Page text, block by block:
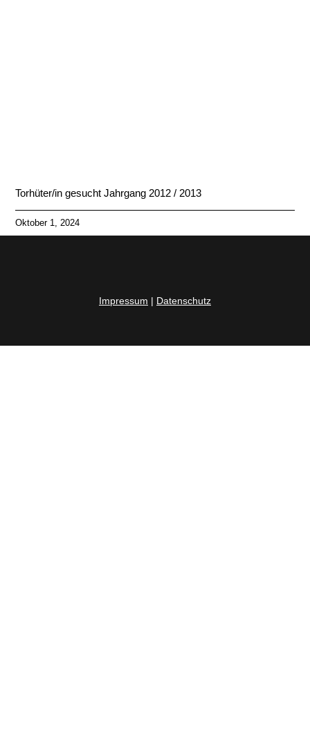
Torhüter/in gesucht Jahrgang 2012 / 2013
Oktober 1, 2024
Impressum | Datenschutz